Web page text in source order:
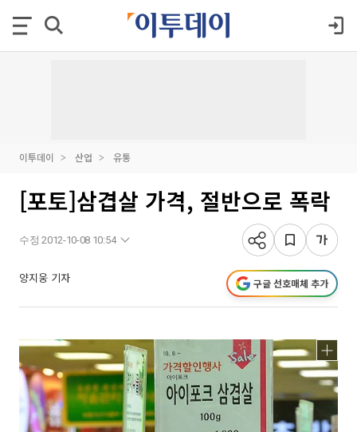
이투데이 산업 유통
[포토]삼겹살 가격, 절반으로 폭락
수정 2012-10-08 10:54
양지웅 기자 구글 선호매체 추가